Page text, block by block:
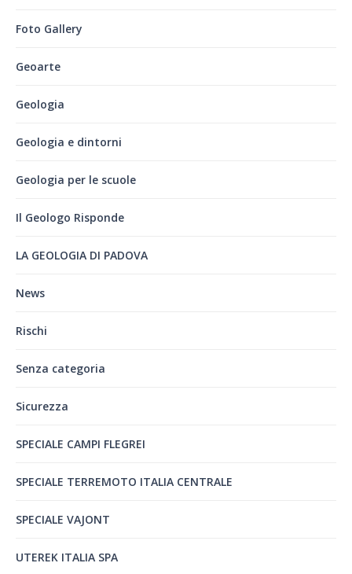
Foto Gallery
Geoarte
Geologia
Geologia e dintorni
Geologia per le scuole
Il Geologo Risponde
LA GEOLOGIA DI PADOVA
News
Rischi
Senza categoria
Sicurezza
SPECIALE CAMPI FLEGREI
SPECIALE TERREMOTO ITALIA CENTRALE
SPECIALE VAJONT
UTEREK ITALIA SPA